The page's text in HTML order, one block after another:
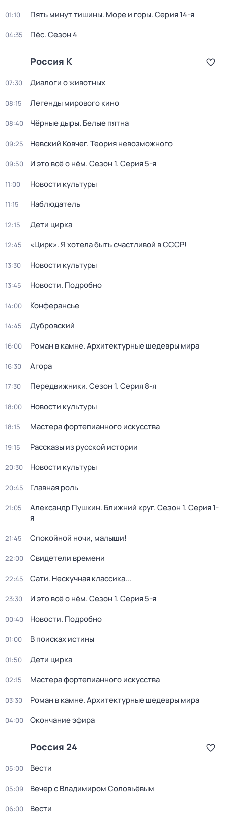
01:10 Пять минут тишины. Море и горы. Серия 14-я
04:35 Пёс. Сезон 4
Россия К
07:30 Диалоги о животных
08:15 Легенды мирового кино
08:40 Чёрные дыры. Белые пятна
09:25 Невский Ковчег. Теория невозможного
09:50 И это всё о нём. Сезон 1. Серия 5-я
11:00 Новости культуры
11:15 Наблюдатель
12:15 Дети цирка
12:45 «Цирк». Я хотела быть счастливой в СССР!
13:30 Новости культуры
13:45 Новости. Подробно
14:00 Конферансье
14:45 Дубровский
16:00 Роман в камне. Архитектурные шедевры мира
16:30 Агора
17:30 Передвижники. Сезон 1. Серия 8-я
18:00 Новости культуры
18:15 Мастера фортепианного искусства
19:15 Рассказы из русской истории
20:30 Новости культуры
20:45 Главная роль
21:05 Александр Пушкин. Ближний круг. Сезон 1. Серия 1-
я
21:45 Спокойной ночи, малыши!
22:00 Свидетели времени
22:45 Сати. Нескучная классика...
23:30 И это всё о нём. Сезон 1. Серия 5-я
00:40 Новости. Подробно
01:00 В поисках истины
01:50 Дети цирка
02:15 Мастера фортепианного искусства
03:30 Роман в камне. Архитектурные шедевры мира
04:00 Окончание эфира
Россия 24
05:00 Вести
05:09 Вечер с Владимиром Соловьёвым
06:00 Вести